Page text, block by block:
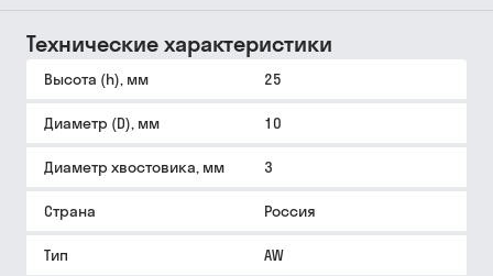
Технические характеристики
Высота (h), мм 25
Диаметр (D), мм 10
Диаметр хвостовика, мм 3
Страна Россия
Тип AW